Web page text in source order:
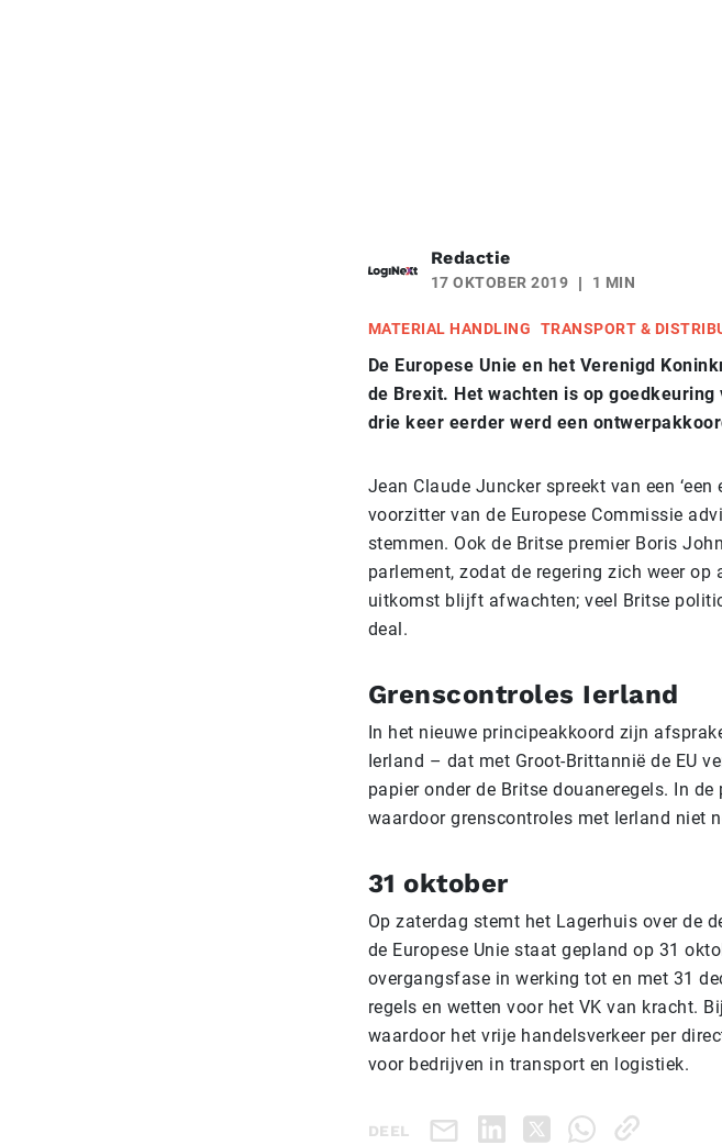
Redactie
17 OKTOBER 2019 1 MIN
MATERIAL HANDLING TRANSPORT &
De Europese Unie en het Verenigd
de Brexit. Het wachten is op
drie keer eerder werd een
Jean Claude Juncker spreekt van een
voorzitter van de Europese Commissie
stemmen. Ook de Britse premier Boris
parlement, zodat de regering zich weer
uitkomst blijft afwachten; veel Britse
deal.
Grenscontroles Ierland
In het nieuwe principeakkoord zijn
Ierland – dat met Groot-Brittannië de EU
papier onder de Britse douaneregels. In
waardoor grenscontroles met Ierland niet
31 oktober
Op zaterdag stemt het Lagerhuis over de
de Europese Unie staat gepland op 31
overgangsfase in werking tot en met 31
regels en wetten voor het VK van kracht.
waardoor het vrije handelsverkeer per
voor bedrijven in transport en logistiek.
DEEL